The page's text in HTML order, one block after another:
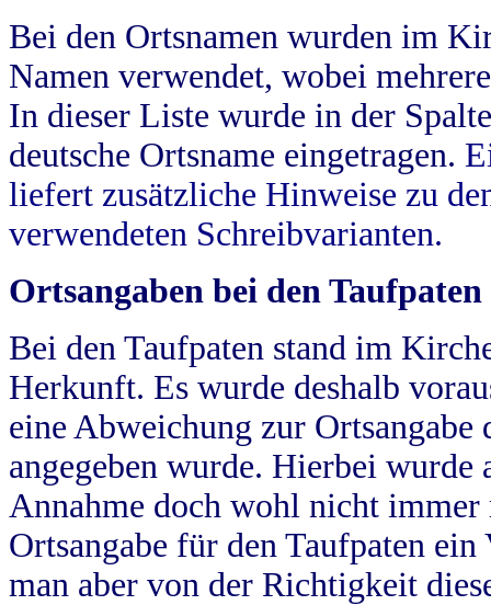
Bei den Ortsnamen wurden im
Namen verwendet, wobei
In dieser Liste wurde in der
deutsche Ortsname eingetragen.
liefert zusätzliche Hinweise zu
verwendeten Schreibvarianten.
Ortsangaben bei den Taufpaten
Bei den Taufpaten stand im
Herkunft. Es wurde deshalb
eine Abweichung zur
angegeben wurde. Hierbei wurde
Annahme doch wohl nicht
Ortsangabe für den Taufpaten
man aber von der Richtigkeit